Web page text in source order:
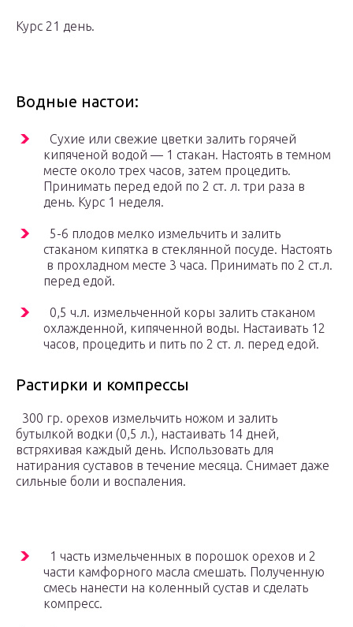
Курс 21 день.
Водные настои:
Сухие или свежие цветки залить горячей
кипяченой водой — 1 стакан. Настоять в темном
месте около трех часов, затем процедить.
Принимать перед едой по 2 ст. л. три раза в
день. Курс 1 неделя.
5-6 плодов мелко измельчить и залить
стаканом кипятка в стеклянной посуде. Настоять
в прохладном месте 3 часа. Принимать по 2 ст.л.
перед едой.
0,5 ч.л. измельченной коры залить стаканом
охлажденной, кипяченной воды. Настаивать 12
часов, процедить и пить по 2 ст. л. перед едой.
Растирки и компрессы
300 гр. орехов измельчить ножом и залить
бутылкой водки (0,5 л.), настаивать 14 дней,
встряхивая каждый день. Использовать для
натирания суставов в течение месяца. Снимает даже
сильные боли и воспаления.
1 часть измельченных в порошок орехов и 2
части камфорного масла смешать. Полученную
смесь нанести на коленный сустав и сделать
компресс.